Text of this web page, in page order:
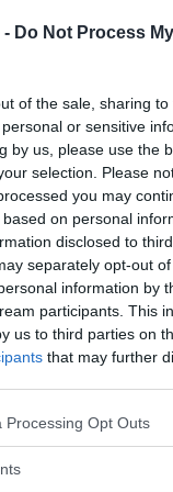
- Do Not Process
of the sale, sharing
or sensitive
by us, please use the
selection. Please
you may
on personal
disclosed to
separately opt-out
information by
participants. This
us to third parties on
that may further
website/app uses one
or usage behaviour.
Processing Opt Outs
o abilità
per gli adulti
in stereotipi di
un costrutto
i
tutti meravigliosi.